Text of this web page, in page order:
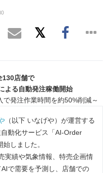
130店舗で
よる自動発注稼働開始
発注作業時間を約50%削減～
（以下 いなげや）が運営する
動化サービス「AI-Order
しました。
実績や気象情報、特売企画情
で需要を予測し、店舗での